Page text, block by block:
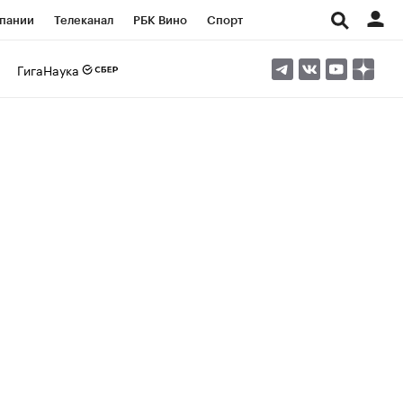
Телеканал РБК Вино Спорт
ГигаНаука